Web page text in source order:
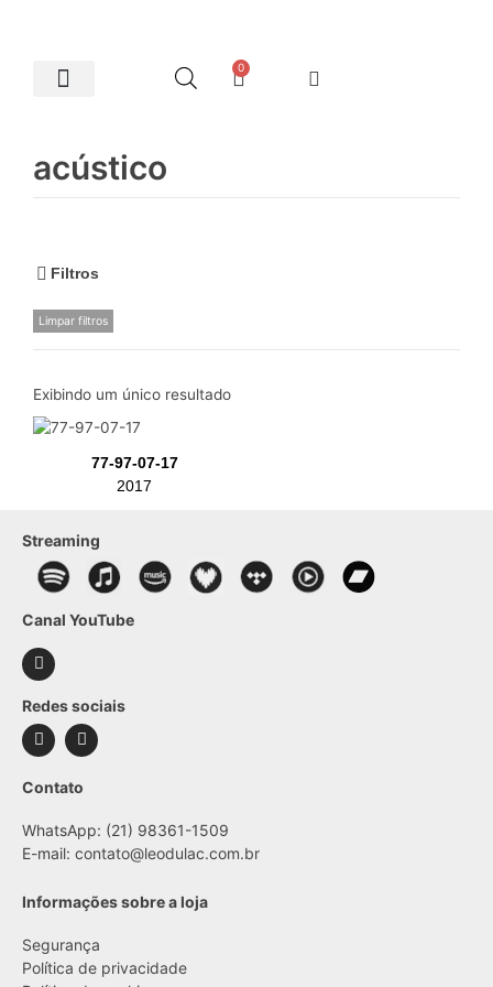
0
acústico
Filtros
Limpar filtros
Exibindo um único resultado
77-97-07-17
2017
Streaming
Canal YouTube
Redes sociais
Contato
WhatsApp: (21) 98361-1509
E-mail: contato@leodulac.com.br
Informações sobre a loja
Segurança
Política de privacidade